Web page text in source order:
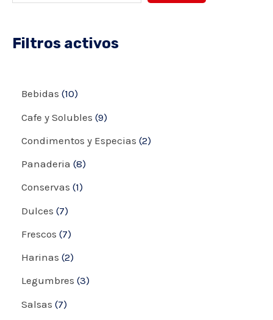
Filtros activos
Bebidas 10
Cafe y Solubles 9
Condimentos y Especias 2
Panaderia 8
Conservas 1
Dulces 7
Frescos 7
Harinas 2
Legumbres 3
Salsas 7